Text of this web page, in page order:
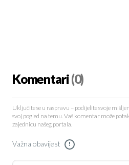
Komentari(0)
Uključite se u raspravu – podijelite svoje
svoj pogled na temu. Vaš komentar može
zajednicu našeg portala.
Važna obavijest !